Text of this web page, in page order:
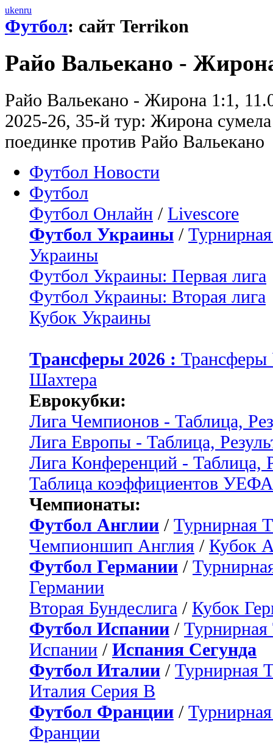
ukenru
Футбол: сайт Terrikon
Райо Вальекано -
Райо Вальекано - Жирона 1:1,
2025-26, 35-й тур: Жирона
поединке против Райо Вальекано
Футбол Новости
Футбол
Футбол Онлайн / Livescore
Футбол Украины /
Украины
Футбол Украины: Первая лига
Футбол Украины: Вторая лига
Кубок Украины
Трансферы 2026 :
Шахтера
Еврокубки:
Лига Чемпионов - Таблица,
Лига Европы - Таблица,
Лига Конференций - Таблица,
Таблица коэффициентов УЕФА
Чемпионаты:
Футбол Англии / Турнирная
Чемпионшип Англия / Кубок
Футбол Германии /
Германии
Вторая Бундеслига / Кубок
Футбол Испании / Турнирная
Испании / Испания Сегунда
Футбол Италии / Турнирная
Италия Серия B
Футбол Франции /
Франции